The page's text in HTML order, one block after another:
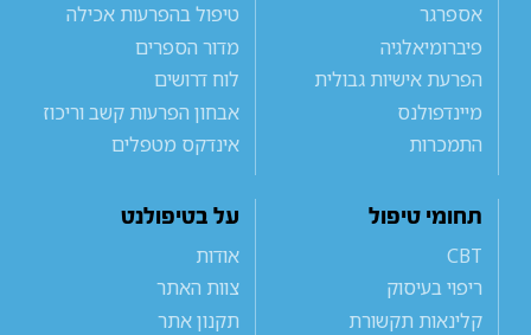
אספרגר
פיברומיאלגיה
הפרעת אישיות גבולית
מיינדפולנס
התמכרות
טיפול בהפרעות אכילה
מדור הספרים
לוח דרושים
אבחון הפרעות קשב וריכוז
אינדקס מטפלים
תחומי טיפול
CBT
ריפוי בעיסוק
קלינאות תקשורת
על בטיפולנט
אודות
צוות האתר
תקנון אתר